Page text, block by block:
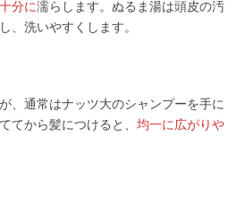
分に濡らします。ぬるま湯は頭皮の汚
、洗いやすくします。
、通常はナッツ大のシャンプーを手に
てから髪につけると、 均一に広がりや